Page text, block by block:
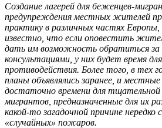
Создание лагерей для беженцев-
предупреждения местных жителей
практику в различных частях Европы,
известно, что если оповестить
дать им возможность обратиться за
консультациями, у них будет время
противодействия. Более того, в тех
планы объявлялись заранее, и
достаточно времени для тщательной
мигрантов, предназначенные для их
какой-то загадочной причине
«случайных» пожаров.